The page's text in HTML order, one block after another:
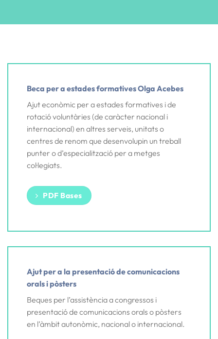
Beca per a estades formatives Olga Acebes
Ajut econòmic per a estades formatives i de
rotació voluntàries (de caràcter nacional i
internacional) en altres serveis, unitats o
centres de renom que desenvolupin un treball
punter o d’especialització per a metges
col·legiats.
PDF Bases
Ajut per a la presentació de comunicacions
orals i pòsters
Beques per l’assistència a congressos i
presentació de comunicacions orals o pòsters
en l’àmbit autonòmic, nacional o internacional.